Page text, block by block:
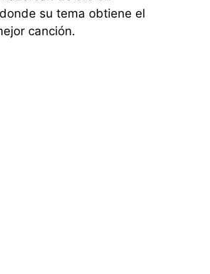
su tema obtiene el
canción.